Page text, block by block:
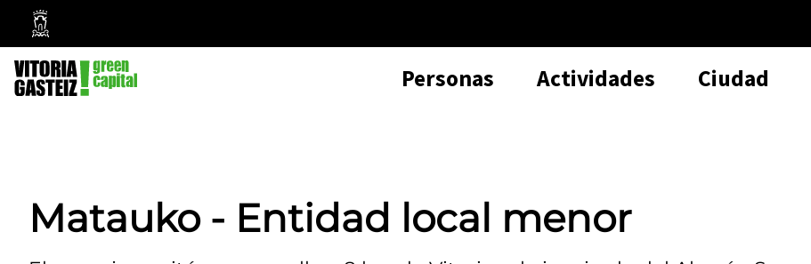
Ayuntamiento
Vitoria-
Gasteiz
Personas Actividades Ciudad
Matauko - Entidad local menor